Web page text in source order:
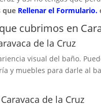
que Rellenar el Formulario.
cubrimos en
de la Cruz
visual del baño.
y muebles para darle al
de la Cruz